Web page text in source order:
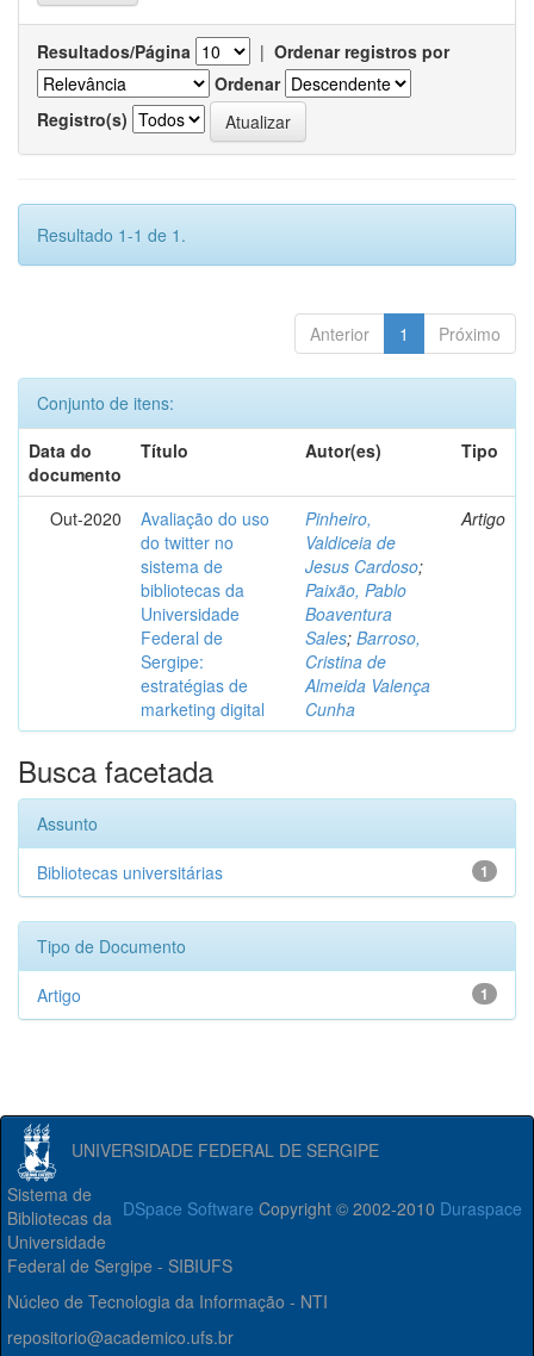
Resultados/Página | Ordenar registros por
Ordenar
Registro(s)
Resultado 1-1 de 1.
Anterior 1 Próximo
Conjunto de itens:
Data do
documento
Título Autor(es) Tipo
Out-2020
Avaliação do uso
do twitter no
sistema de
bibliotecas da
Universidade
Federal de
Sergipe:
estratégias de
marketing digital
Pinheiro,
Valdiceia de
Jesus Cardoso;
Paixão, Pablo
Boaventura
Sales; Barroso,
Cristina de
Almeida Valença
Cunha
Artigo
Busca facetada
Assunto
1
Bibliotecas universitárias
Tipo de Documento
1
Artigo
UNIVERSIDADE FEDERAL DE SERGIPE
DSpace Software Copyright © 2002-2010 Duraspace
Sistema de
Bibliotecas da
Universidade
Federal de Sergipe - SIBIUFS
Núcleo de Tecnologia da Informação - NTI
repositorio@academico.ufs.br